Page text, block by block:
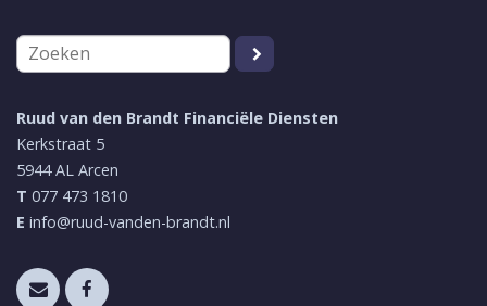
Ruud van den Brandt Financiële Diensten
Kerkstraat 5
5944 AL Arcen
T 077 473 1810
E info@ruud-vanden-brandt.nl